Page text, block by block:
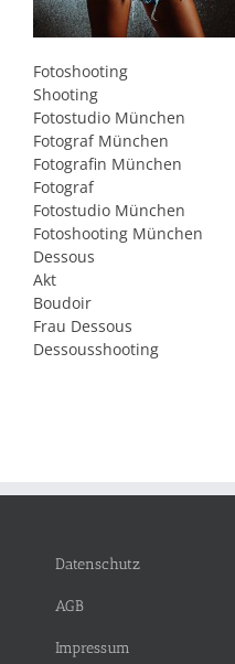
Fotoshooting
Shooting
Fotostudio München
Fotograf München
Fotografin München
Fotograf
Fotostudio München
Fotoshooting München
Dessous
Akt
Boudoir
Frau Dessous
Dessousshooting
Datenschutz
AGB
Impressum